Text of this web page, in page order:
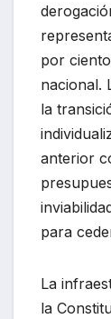
por
nacional.
la
anterior
para
La
la